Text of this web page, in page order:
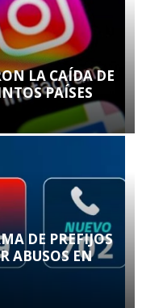
LA CAÍDA DE
PAÍSES
DE PREFIJOS
ABUSOS EN